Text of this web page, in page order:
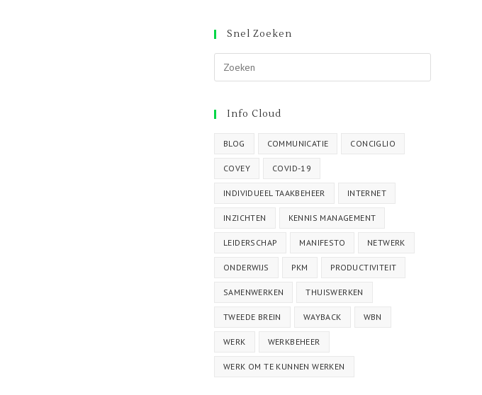
Snel Zoeken
Info Cloud
BLOG COMMUNICATIE CONCIGLIO
COVEY COVID-19
INDIVIDUEEL TAAKBEHEER INTERNET
INZICHTEN KENNIS MANAGEMENT
LEIDERSCHAP MANIFESTO NETWERK
ONDERWIJS PKM PRODUCTIVITEIT
SAMENWERKEN THUISWERKEN
TWEEDE BREIN WAYBACK WBN
WERK WERKBEHEER
WERK OM TE KUNNEN WERKEN